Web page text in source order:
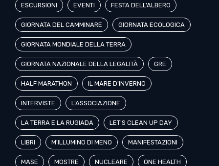
ESCURSIONI EVENTI FESTA DELL'ALBERO
GIORNATA DEL CAMMINARE GIORNATA ECOLOGICA
GIORNATA MONDIALE DELLA TERRA
GIORNATA NAZIONALE DELLA LEGALITÀ GRE
HALF MARATHON IL MARE D'INVERNO
INTERVISTE L'ASSOCIAZIONE
LA TERRA E LA RUGIADA LET'S CLEAN UP DAY
LIBRI M'ILLUMINO DI MENO MANIFESTAZIONI
MASE MOSTRE NUCLEARE ONE HEALTH